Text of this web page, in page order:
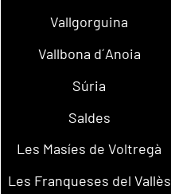
Vallgorguina
Vallbona d´Anoia
Súria
Saldes
Les Masíes de Voltregà
Les Franqueses del Vallès